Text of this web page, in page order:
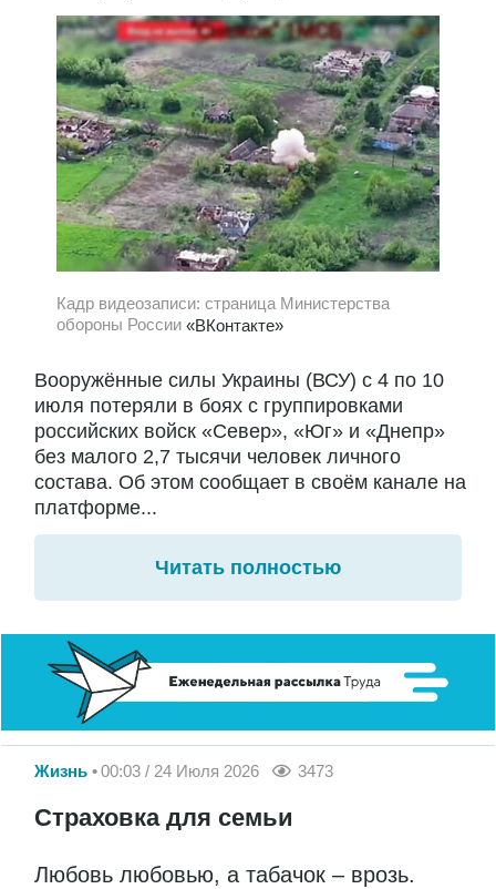
Кадр видеозаписи: страница Министерства
обороны России «ВКонтакте»
Вооружённые силы Украины (ВСУ) с 4 по 10
июля потеряли в боях с группировками
российских войск «Север», «Юг» и «Днепр»
без малого 2,7 тысячи человек личного
состава. Об этом сообщает в своём канале на
платформе...
Читать полностью
Жизнь 00:03 / 24 Июля 2026 3473
Страховка для семьи
Любовь любовью, а табачок – врозь.